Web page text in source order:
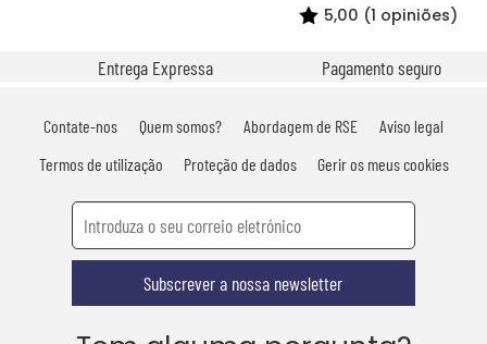
5,00 (1 opiniões)
Entrega Expressa Pagamento seguro
Contate-nos Quem somos? Abordagem de RSE
Aviso legal
Termos de utilização
Proteção de dados Gerir os meus cookies
Subscrever a nossa newsletter